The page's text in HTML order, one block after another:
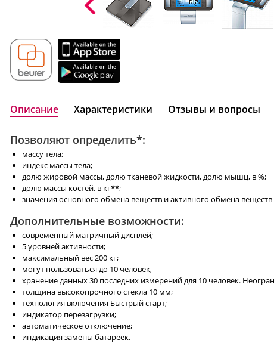
Описание Характеристики Отзывы и вопросы
Позволяют определить*:
массу тела;
индекс массы тела;
долю жировой массы, долю тканевой жидкости, долю мышц, в %;
долю массы костей, в кг**;
значения основного обмена веществ и активного обмена веществ
Дополнительные возможности:
современный матричный дисплей;
5 уровней активности;
максимальный вес 200 кг;
могут пользоваться до 10 человек,
хранение данных 30 последних измерений для 10 человек.
толщина высокопрочного стекла 10 мм;
технология включения Быстрый старт;
индикатор перезагрузки;
автоматическое отключение;
индикация замены батареек.